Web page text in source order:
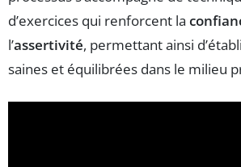
d’exercices qui renforcent la
l’assertivité, permettant ainsi
saines et équilibrées dans le milieu